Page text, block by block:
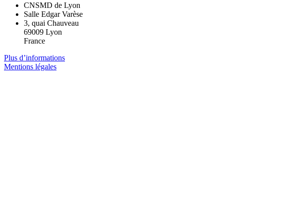
CNSMD de Lyon
Salle Edgar Varèse
3, quai Chauveau
69009 Lyon
France
Plus d’informations
Mentions légales